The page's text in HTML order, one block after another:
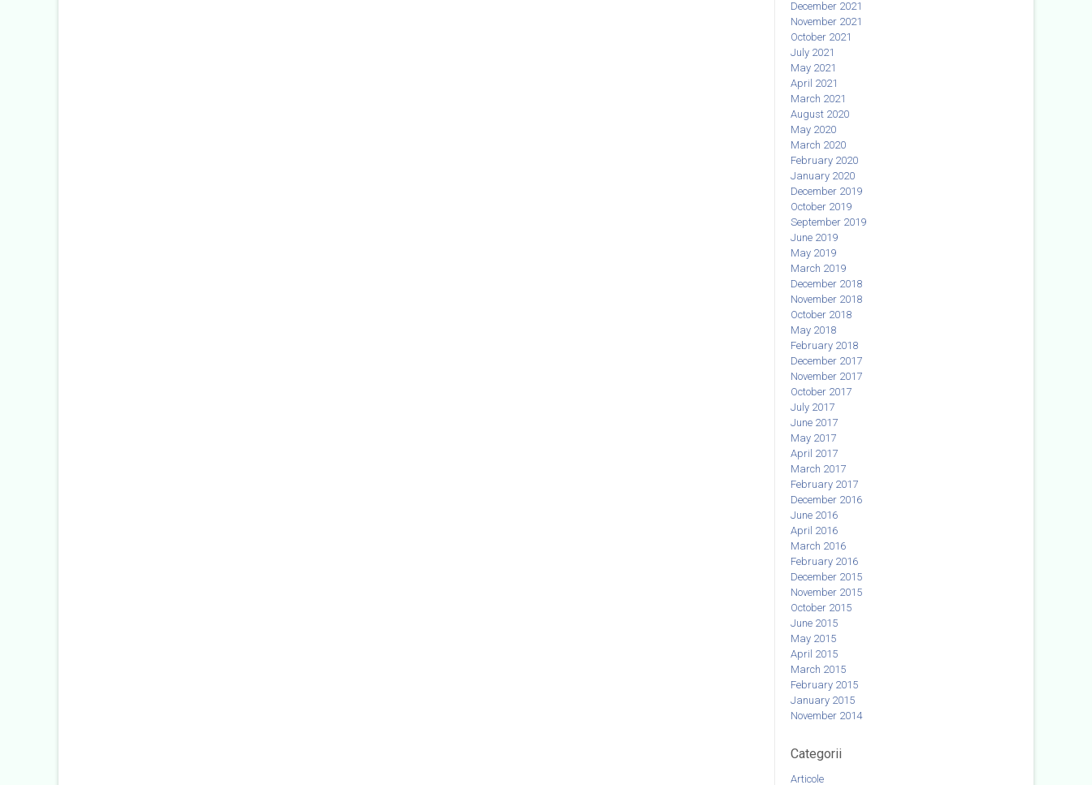
December 2021
November 2021
October 2021
July 2021
May 2021
April 2021
March 2021
August 2020
May 2020
March 2020
February 2020
January 2020
December 2019
October 2019
September 2019
June 2019
May 2019
March 2019
December 2018
November 2018
October 2018
May 2018
February 2018
December 2017
November 2017
October 2017
July 2017
June 2017
May 2017
April 2017
March 2017
February 2017
December 2016
June 2016
April 2016
March 2016
February 2016
December 2015
November 2015
October 2015
June 2015
May 2015
April 2015
March 2015
February 2015
January 2015
November 2014
Categorii
Articole